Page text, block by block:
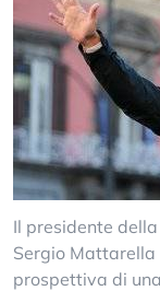
Il presidente
Sergio
prospettiva di